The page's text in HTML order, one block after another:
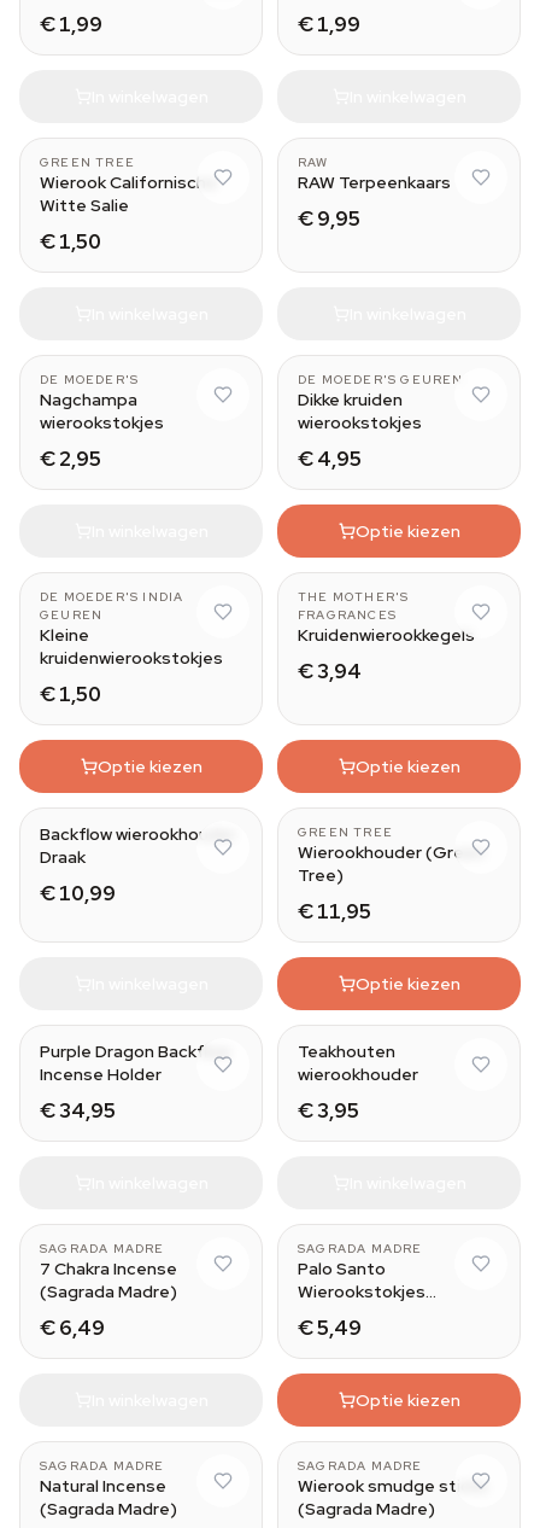
€ 1,99 € 1,99
GREEN TREE
Wierook Californische
Witte Salie
€ 1,50
RAW
RAW Terpeenkaars
€ 9,95
DE MOEDER'S
Nagchampa
wierookstokjes
€ 2,95
DE MOEDER'S GEUREN
Dikke kruiden
wierookstokjes
€ 4,95
Optie kiezen
DE MOEDER'S INDIA
GEUREN
Kleine
kruidenwierookstokjes
€ 1,50
Optie kiezen
THE MOTHER'S
FRAGRANCES
Kruidenwierookkegels
€ 3,94
Optie kiezen
Backflow wierookhouder
Draak
€ 10,99
GREEN TREE
Wierookhouder (Green
Tree)
€ 11,95
Optie kiezen
Purple Dragon Backflow
Incense Holder
€ 34,95
Teakhouten
wierookhouder
€ 3,95
SAGRADA MADRE
7 Chakra Incense
(Sagrada Madre)
€ 6,49
SAGRADA MADRE
Palo Santo
Wierookstokjes
€ 5,49
Optie kiezen
SAGRADA MADRE
Natural Incense
(Sagrada Madre)
SAGRADA MADRE
Wierook smudge sticks
(Sagrada Madre)